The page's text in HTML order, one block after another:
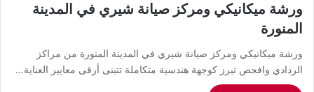
ورشة ميكانيكي ومركز صيانة شيري في المدينة
المنورة
ورشة ميكانيكي ومركز صيانة شيري في المدينة المنورة من مراكز
الردادي وافحص تبرز كوجهة هندسية متكاملة تتبنى أرقى معايير العناية…